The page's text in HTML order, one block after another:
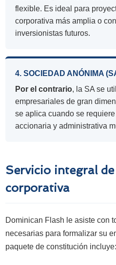
flexible. Es ideal para
corporativa más amplia o
inversionistas futuros.
4. SOCIEDAD ANÓNIMA
Por el contrario, la SA se
empresariales de gran
se aplica cuando se
accionaria y administrativa
Servicio integral
corporativa
Dominican Flash le asiste con
necesarias para formalizar su
paquete de constitución incluye: